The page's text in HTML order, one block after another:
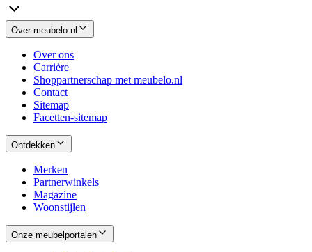
Over meubelo.nl
Over ons
Carrière
Shoppartnerschap met meubelo.nl
Contact
Sitemap
Facetten-sitemap
Ontdekken
Merken
Partnerwinkels
Magazine
Woonstijlen
Onze meubelportalen